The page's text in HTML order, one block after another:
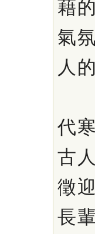
藉
氣
人
清
代
古
徵
長